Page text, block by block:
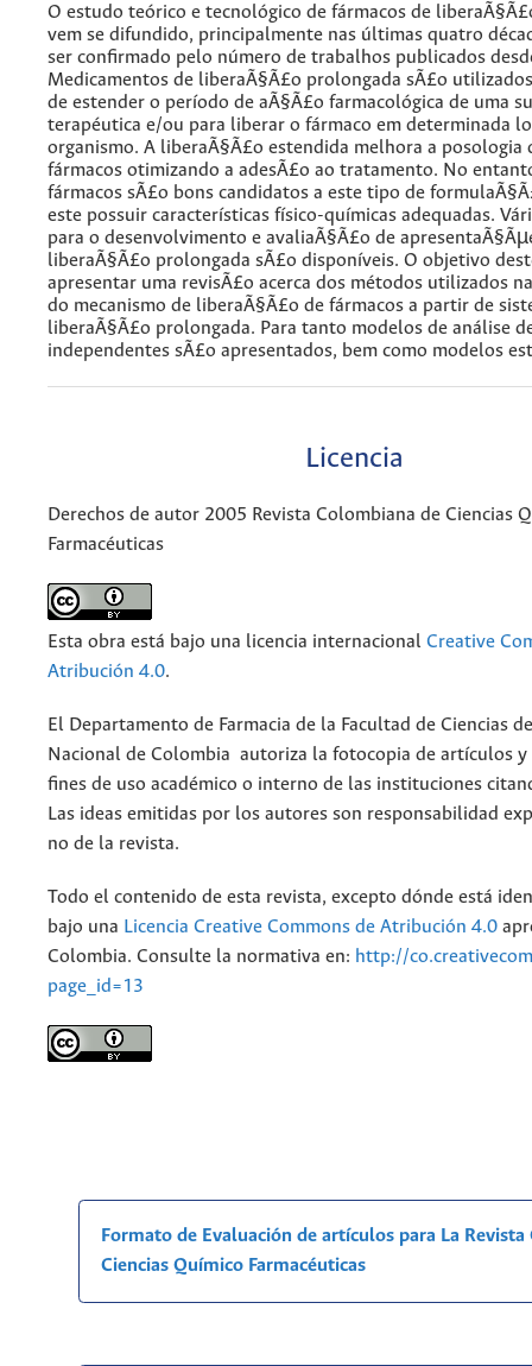
O estudo teórico e tecnológico de fármacos de
vem se difundido, principalmente nas últimas quatro
ser confirmado pelo número de trabalhos publicados
Medicamentos de liberaÃ§Ã£o prolongada sÃ£o
de estender o período de aÃ§Ã£o farmacológica de uma
terapéutica e/ou para liberar o fármaco em determinada
organismo. A liberaÃ§Ã£o estendida melhora a posologia
fármacos otimizando a adesÃ£o ao tratamento. No
fármacos sÃ£o bons candidatos a este tipo de
este possuir características físico-químicas adequadas.
para o desenvolvimento e avaliaÃ§Ã£o de
liberaÃ§Ã£o prolongada sÃ£o disponíveis. O objetivo
apresentar uma revisÃ£o acerca dos métodos utilizados
do mecanismo de liberaÃ§Ã£o de fármacos a partir de
liberaÃ§Ã£o prolongada. Para tanto modelos de análise
independentes sÃ£o apresentados, bem como modelos
Licencia
Derechos de autor 2005 Revista Colombiana de Ciencias
Farmacéuticas
Esta obra está bajo una licencia internacional Creative
Atribución 4.0.
El Departamento de Farmacia de la Facultad de Ciencias
Nacional de Colombia autoriza la fotocopia de artículos
fines de uso académico o interno de las instituciones
Las ideas emitidas por los autores son responsabilidad
no de la revista.
Todo el contenido de esta revista, excepto dónde está
bajo una Licencia Creative Commons de Atribución 4.0
Colombia. Consulte la normativa en: http://
page_id=13
Formato de Evaluación de artículos para La
Ciencias Químico Farmacéuticas